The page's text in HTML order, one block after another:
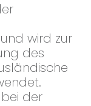
wird zur
des
der